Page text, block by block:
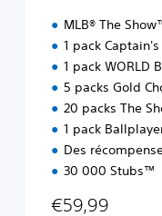
MLB® The
1 pack Captain's
1 pack WORLD
5 packs Gold
20 packs The
1 pack
Des
30 000 Stubs™
€59,99